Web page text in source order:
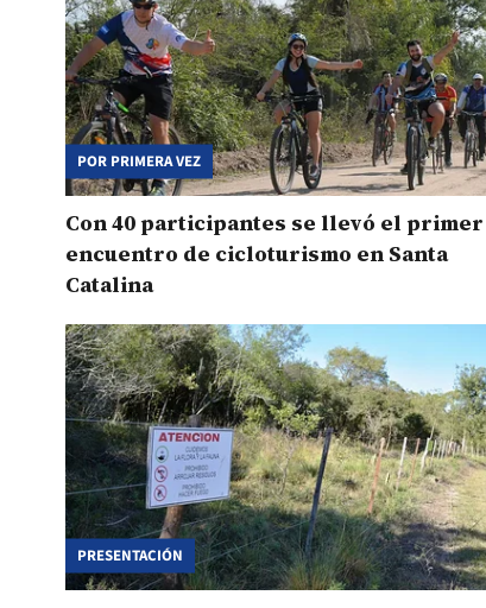
POR PRIMERA VEZ
Con 40 participantes se llevó el primer
encuentro de cicloturismo en Santa
Catalina
PRESENTACIÓN